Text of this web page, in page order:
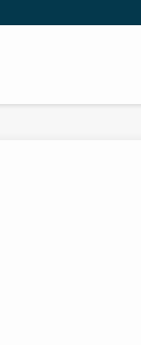
ことが出来るよう